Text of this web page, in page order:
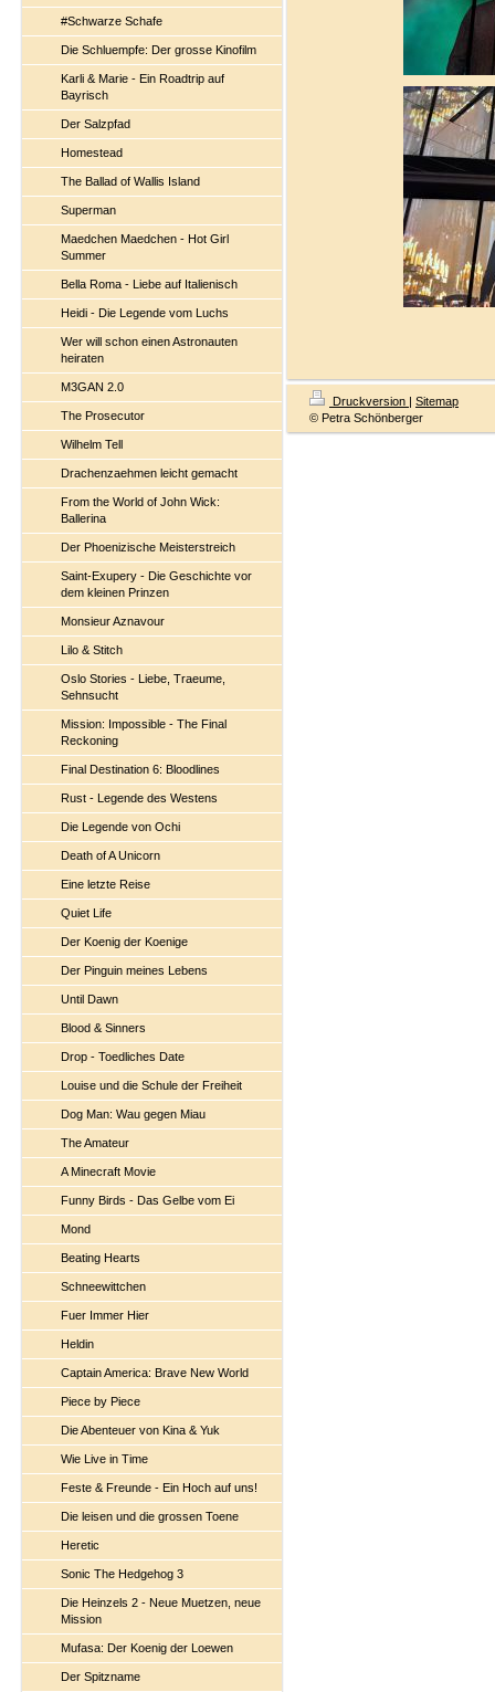
#Schwarze Schafe
Die Schluempfe: Der grosse Kinofilm
Karli & Marie - Ein Roadtrip auf
Bayrisch
Der Salzpfad
Homestead
The Ballad of Wallis Island
Superman
Maedchen Maedchen - Hot Girl
Summer
Bella Roma - Liebe auf Italienisch
Heidi - Die Legende vom Luchs
Wer will schon einen Astronauten
heiraten
M3GAN 2.0
The Prosecutor
Wilhelm Tell
Drachenzaehmen leicht gemacht
From the World of John Wick:
Ballerina
Der Phoenizische Meisterstreich
Saint-Exupery - Die Geschichte vor
dem kleinen Prinzen
Monsieur Aznavour
Lilo & Stitch
Oslo Stories - Liebe, Traeume,
Sehnsucht
Mission: Impossible - The Final
Reckoning
Final Destination 6: Bloodlines
Rust - Legende des Westens
Die Legende von Ochi
Death of A Unicorn
Eine letzte Reise
Quiet Life
Der Koenig der Koenige
Der Pinguin meines Lebens
Until Dawn
Blood & Sinners
Drop - Toedliches Date
Louise und die Schule der Freiheit
Dog Man: Wau gegen Miau
The Amateur
A Minecraft Movie
Funny Birds - Das Gelbe vom Ei
Mond
Beating Hearts
Schneewittchen
Fuer Immer Hier
Heldin
Captain America: Brave New World
Piece by Piece
Die Abenteuer von Kina & Yuk
Wie Live in Time
Feste & Freunde - Ein Hoch auf uns!
Die leisen und die grossen Toene
Heretic
Sonic The Hedgehog 3
Die Heinzels 2 - Neue Muetzen, neue
Mission
Mufasa: Der Koenig der Loewen
Der Spitzname
Druckversion | Sitemap
© Petra Schönberger